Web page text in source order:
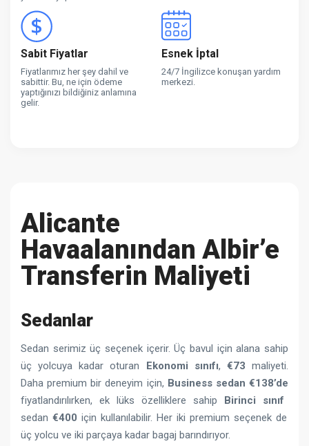
Sabit Fiyatlar
Fiyatlarımız her şey dahil ve
sabittir. Bu, ne için ödeme
yaptığınızı bildiğiniz anlamına
gelir.
Esnek İptal
24/7 İngilizce konuşan yardım
merkezi.
Alicante
Havaalanından Albir’e
Transferin Maliyeti
Sedanlar
Sedan serimiz üç seçenek içerir. Üç bavul için alana sahip
üç yolcuya kadar oturan Ekonomi sınıfı, €73 maliyeti.
Daha premium bir deneyim için, Business sedan €138’de
fiyatlandırılırken, ek lüks özelliklere sahip Birinci sınıf
sedan €400 için kullanılabilir. Her iki premium seçenek de
üç yolcu ve iki parçaya kadar bagaj barındırıyor.